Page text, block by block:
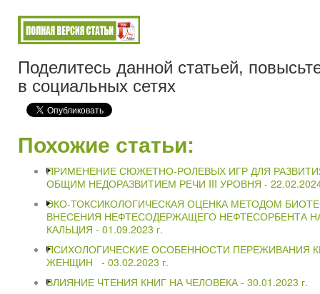
Поделитесь данной статьей,
в социальных сетях
Похожие статьи:
ПРИМЕНЕНИЕ СЮЖЕТНО-РОЛЕВЫХ ИГР ДЛЯ
ОБЩИМ НЕДОРАЗВИТИЕМ РЕЧИ III УРОВНЯ -
ЭКО-ТОКСИКОЛОГИЧЕСКАЯ ОЦЕНКА МЕТОДОМ
ВНЕСЕНИЯ НЕФТЕСОДЕРЖАЩЕГО НЕФТЕСОРБЕНТА
КАЛЬЦИЯ - 01.09.2023 г.
ПСИХОЛОГИЧЕСКИЕ ОСОБЕННОСТИ ПЕРЕЖИВАНИЯ
ЖЕНЩИН - 03.02.2023 г.
ВЛИЯНИЕ ЧТЕНИЯ КНИГ НА ЧЕЛОВЕКА - 30.01.2023 г.